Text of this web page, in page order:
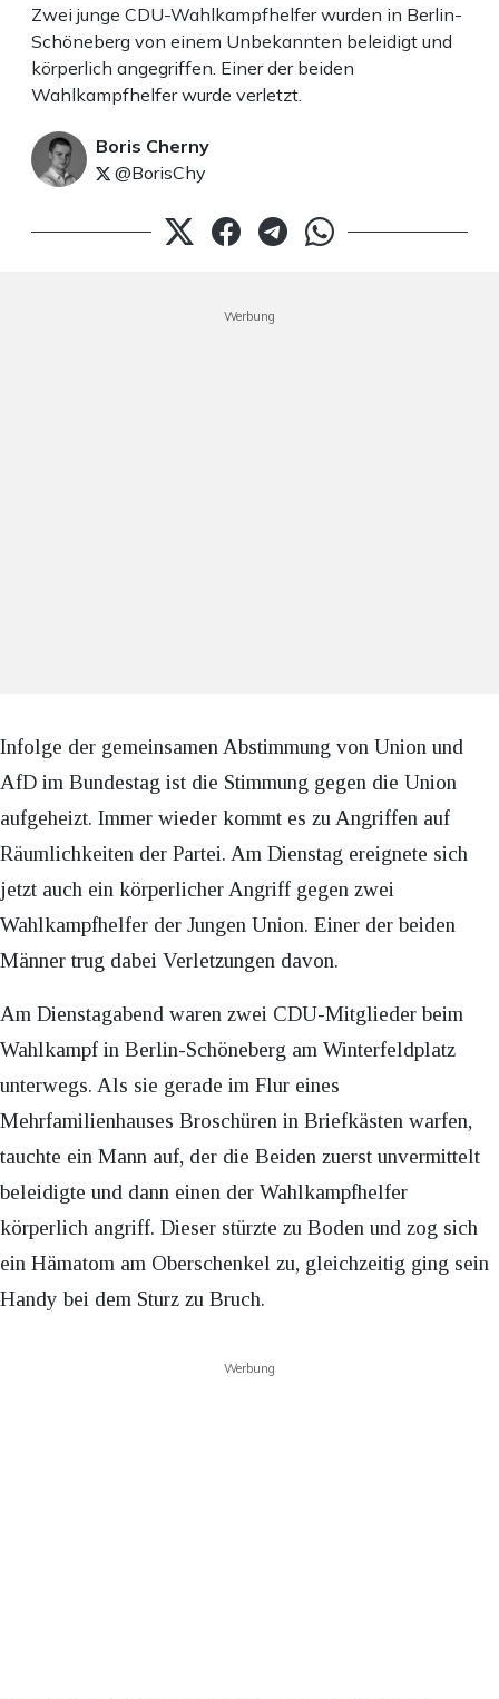
Zwei junge CDU-Wahlkampfhelfer wurden in Berlin-
Schöneberg von einem Unbekannten beleidigt und
körperlich angegriffen. Einer der beiden
Wahlkampfhelfer wurde verletzt.
Boris Cherny
@BorisChy
Werbung
Infolge der gemeinsamen Abstimmung von Union und
AfD im Bundestag ist die Stimmung gegen die Union
aufgeheizt. Immer wieder kommt es zu Angriffen auf
Räumlichkeiten der Partei. Am Dienstag ereignete sich
jetzt auch ein körperlicher Angriff gegen zwei
Wahlkampfhelfer der Jungen Union. Einer der beiden
Männer trug dabei Verletzungen davon.
Am Dienstagabend waren zwei CDU-Mitglieder beim
Wahlkampf in Berlin-Schöneberg am Winterfeldplatz
unterwegs. Als sie gerade im Flur eines
Mehrfamilienhauses Broschüren in Briefkästen warfen,
tauchte ein Mann auf, der die Beiden zuerst unvermittelt
beleidigte und dann einen der Wahlkampfhelfer
körperlich angriff. Dieser stürzte zu Boden und zog sich
ein Hämatom am Oberschenkel zu, gleichzeitig ging sein
Handy bei dem Sturz zu Bruch.
Werbung